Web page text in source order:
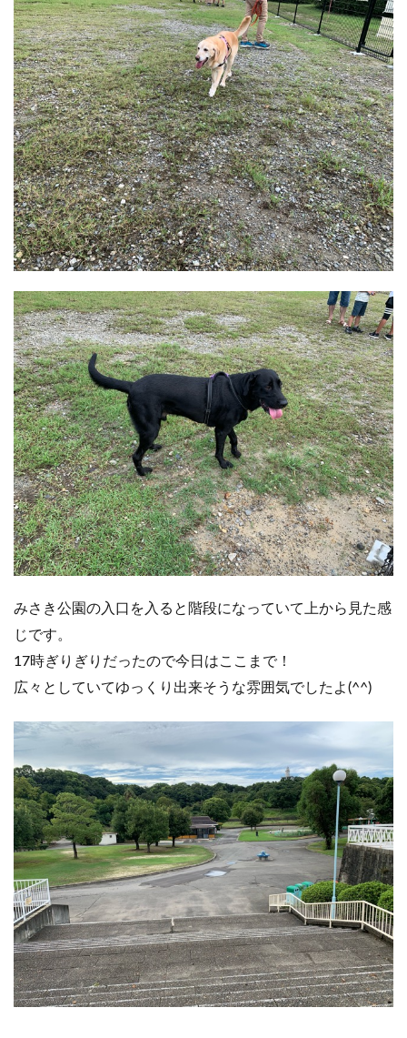
みさき公園の入口を入ると階段になっていて上から見た感
じです。
17時ぎりぎりだったので今日はここまで！
広々としていてゆっくり出来そうな雰囲気でしたよ(^^)